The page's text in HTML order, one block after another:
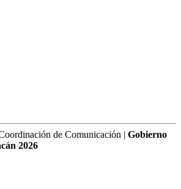
de Comunicación | Gobierno
2026